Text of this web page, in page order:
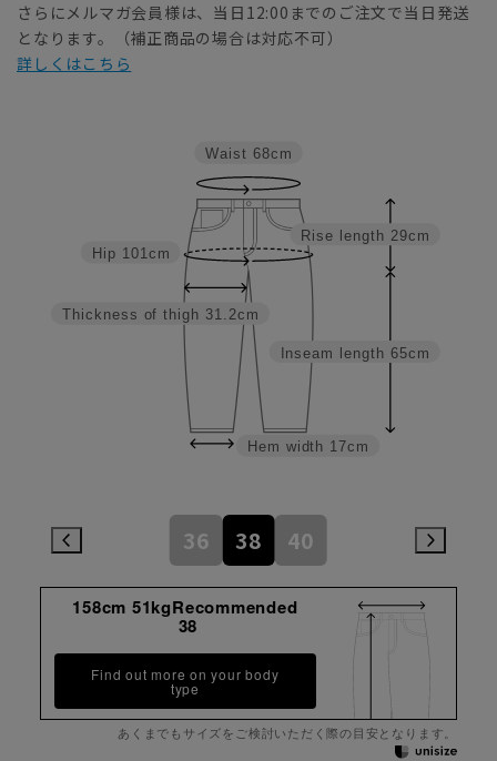
さらにメルマガ会員様は、当日12:00までのご注文で当日発送
となります。（補正商品の場合は対応不可）
詳しくはこちら
Inseam length 65cm
Rise length 29cm
Hem width 17cm
Thickness of thigh 31.2cm
Hip 101cm
Waist 68cm
36 38 40
158cm 51kgRecommended
38
Find out more on your body
type
あくまでもサイズをご検討いただく際の目安となります。